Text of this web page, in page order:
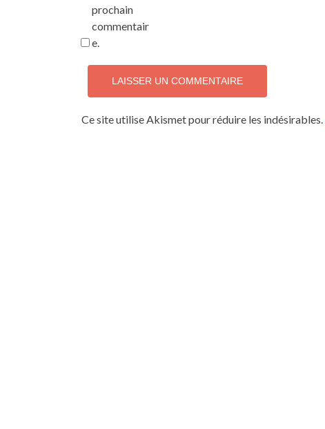
prochain
commentair
e.
Ce site utilise Akismet pour réduire les indésirables.